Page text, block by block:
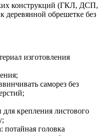
конструкций (ГКЛ, ДСП,
деревянной обрешетке без
изготовления
саморез без
крепления листового
потайная головка